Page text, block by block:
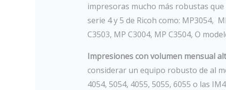
impresoras mucho más robustas
serie 4 y 5 de Ricoh como: MP3054,
C3503, MP C3004, MP C3504, O
Impresiones con volumen mensual
considerar un equipo robusto de al
4054, 5054, 4055, 5055, 6055 o las